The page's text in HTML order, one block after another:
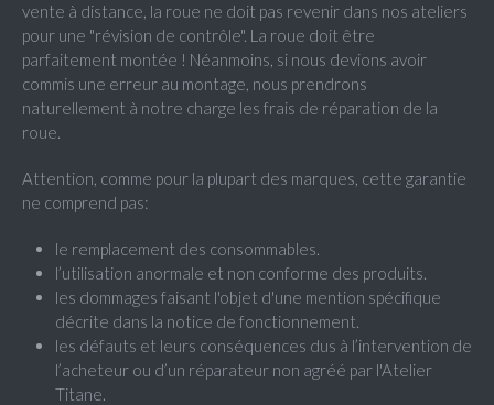
vente à distance, la roue ne doit pas revenir dans nos ateliers
pour une "révision de contrôle". La roue doit être
parfaitement montée ! Néanmoins, si nous devions avoir
commis une erreur au montage, nous prendrons
naturellement à notre charge les frais de réparation de la
roue.
Attention, comme pour la plupart des marques, cette garantie
ne comprend pas:
le remplacement des consommables.
l’utilisation anormale et non conforme des produits.
les dommages faisant l'objet d'une mention spécifique
décrite dans la notice de fonctionnement.
les défauts et leurs conséquences dus à l’intervention de
l’acheteur ou d’un réparateur non agréé par l'Atelier
Titane.